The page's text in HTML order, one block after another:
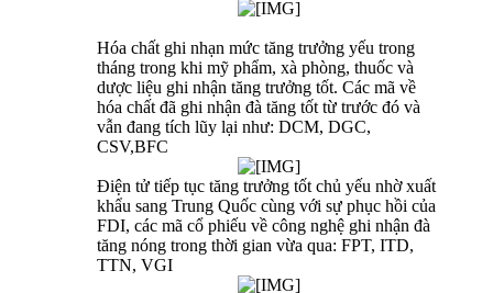
Hóa chất ghi nhạn mức tăng trưởng yếu trong
tháng trong khi mỹ phẩm, xà phòng, thuốc và
dược liệu ghi nhận tăng trưởng tốt. Các mã về
hóa chất đã ghi nhận đà tăng tốt từ trước đó và
vẫn đang tích lũy lại như: DCM, DGC,
CSV,BFC
Điện tử tiếp tục tăng trưởng tốt chủ yếu nhờ xuất
khẩu sang Trung Quốc cùng với sự phục hồi của
FDI, các mã cổ phiếu về công nghệ ghi nhận đà
tăng nóng trong thời gian vừa qua: FPT, ITD,
TTN, VGI